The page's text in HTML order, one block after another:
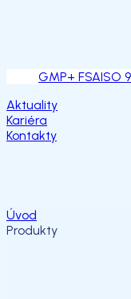
GMP+ FSAISO
Aktuality
Kariéra
Kontakty
Úvod
Produkty